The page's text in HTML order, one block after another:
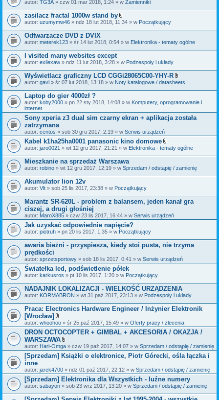
i
autor: TG3A » czw 01 mar 2018, 1:24 » w Zamienniki
zasilacz fractal 1000w stand by
Z
ł
c
z
i
i
autor: uzumymw46 » ndz 18 lut 2018, 11:34 » w Początkujący
Odtwarzacze DVD z DVIX
autor: meterek123 » śr 14 lut 2018, 0:54 » w Elektronika - tematy ogólne
I visited many websites except
autor: exilexaw » ndz 11 lut 2018, 3:28 » w Podzespoły i układy
Wyświetlacz graficzny LCD CGGi28065C00-YHY-R
Z
ł
c
n
i
autor: gavi » śr 07 lut 2018, 13:18 » w Noty katalogowe / datasheets
Laptop do gier 4000zł ?
autor: koby2000 » pn 22 sty 2018, 14:08 » w Komputery, oprogramowanie i
internet
Sony xperia z3 dual sim czarny ekran + aplikacja została
zatrzymana
autor: centos » sob 30 gru 2017, 2:19 » w Serwis urządzeń
Kabel k1ha25ha0001 panasonic kino domowe
Z
ł
c
z
i
autor: jaro0021 » wt 12 gru 2017, 21:21 » w Elektronika - tematy ogólne
Mieszkanie na sprzedaż Warszawa
autor: robino » wt 12 gru 2017, 12:19 » w Sprzedam / odstąpię / zamienię
Akumulator lion 12v
autor: Vlt » sob 25 lis 2017, 23:38 » w Początkujący
Marantz SR-620L - problem z balansem, jeden kanał gra
ciszej, a drugi głośniej
autor: MaroX885 » czw 23 lis 2017, 16:44 » w Serwis urządzeń
Jak uzyskać odpowiednie napięcie?
autor: piotruh » pn 20 lis 2017, 1:35 » w Początkujący
awaria bieżni - przyspiesza, kiedy stoi pusta, nie trzyma
prędkości
autor: sprzetsportowy » sob 18 lis 2017, 0:41 » w Serwis urządzeń
Światełka led, podświetlenie półek
autor: karkusros » pt 10 lis 2017, 1:20 » w Początkujący
NADAJNIK LOKALIZACJI - WIELKOŚĆ URZĄDZENIA
autor: KORMABRON » wt 31 paź 2017, 23:13 » w Podzespoły i układy
Praca: Electronics Hardware Engineer / Inżynier Elektronik
[Wrocław]
Z
a
ł
ą
c
z
k
i
autor: whoohoo » śr 25 paź 2017, 15:49 » w Oferty pracy / zlecenia
DRON OCTOCOPTER + GIMBAL + AKCESORIA / OKAZJA /
WARSZAWA
Z
a
ł
c
z
n
i
i
autor: Hari-Omga » czw 19 paź 2017, 14:07 » w Sprzedam / odstąpię / zamienię
[Sprzedam] Książki o elektronice, Piotr Górecki, ośla łączka i
inne
autor: jarek4700 » ndz 01 paź 2017, 22:12 » w Sprzedam / odstąpię / zamienię
[Sprzedam] Elektronika dla Wszystkich - luźne numery
autor: sabayon » sob 23 wrz 2017, 13:20 » w Sprzedam / odstąpię / zamienię